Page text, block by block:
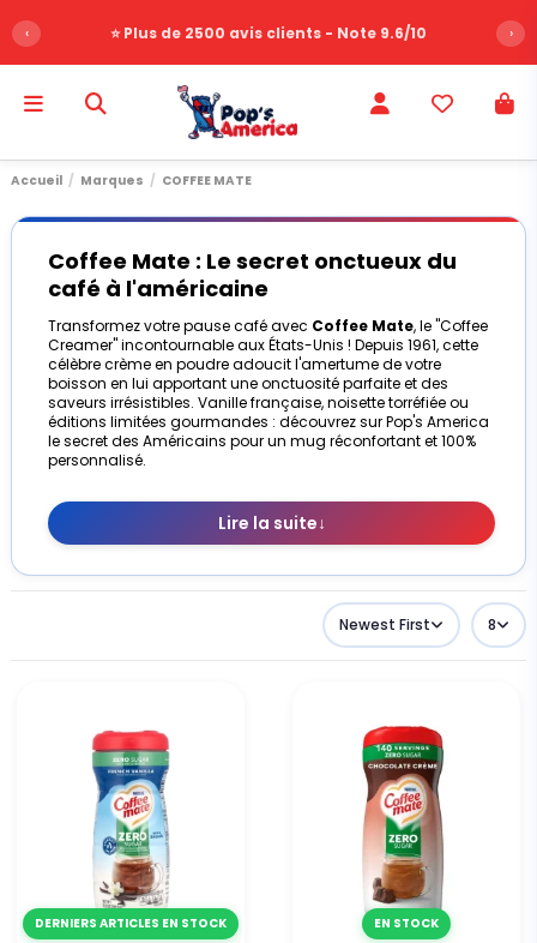
‹ ⭐ Plus de 2500 avis clients - Note 9.6/10 ›
Accueil Marques COFFEE MATE
Coffee Mate : Le secret onctueux du
café à l'américaine
Transformez votre pause café avec Coffee Mate, le "Coffee
Creamer" incontournable aux États-Unis ! Depuis 1961, cette
célèbre crème en poudre adoucit l'amertume de votre
boisson en lui apportant une onctuosité parfaite et des
saveurs irrésistibles. Vanille française, noisette torréfiée ou
éditions limitées gourmandes : découvrez sur Pop's America
le secret des Américains pour un mug réconfortant et 100%
personnalisé.
Lire la suite↓
Newest First 8
DERNIERS ARTICLES EN STOCK EN STOCK